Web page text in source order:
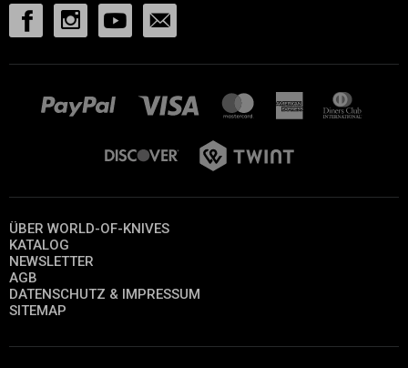
ÜBER WORLD-OF-KNIVES
KATALOG
NEWSLETTER
AGB
DATENSCHUTZ & IMPRESSUM
SITEMAP